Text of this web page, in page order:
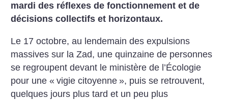
mardi des réflexes de fonctionnement et de
décisions collectifs et horizontaux.
Le 17 octobre, au lendemain des expulsions
massives sur la Zad, une quinzaine de personnes
se regroupent devant le ministère de l’Écologie
pour une « vigie citoyenne », puis se retrouvent,
quelques jours plus tard et un peu plus